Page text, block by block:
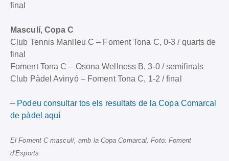
final
Masculí, Copa C
Club Tennis Manlleu C – Foment Tona C, 0-3 / quarts de
final
Foment Tona C – Osona Wellness B, 3-0 / semifinals
Club Pàdel Avinyó – Foment Tona C, 1-2 / final
– Podeu consultar tos els resultats de la Copa Comarcal
de pàdel aquí
El Foment C masculí, amb la Copa Comarcal. Foto: Foment
d’Esports